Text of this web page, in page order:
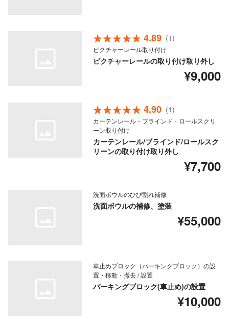
4.89 (1)
ピクチャーレール取り付け
ピクチャーレールの取り付け取り外し
¥9,000
4.90 (1)
カーテンレール・ブラインド・ロールスクリ
ーン取り付け
カーテンレール/ブラインド/ロールスク
リーンの取り付け取り外し
¥7,700
洗面ボウルのひび割れ補修
洗面ボウルの補修、塗装
¥55,000
車止めブロック（パーキングブロック）の設
置・移動・撤去 / 設置
パーキングブロック(車止め)の設置
¥10,000